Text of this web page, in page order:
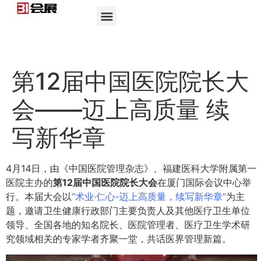
第12届中国医院院长大
会——迈上高质量 续
写新华章
4月14日，由《中国医院管理杂志》、福建医科大学附属第一
医院主办的第12届中国医院院长大会在厦门国际会议中心举
行。本届大会以“术业·仁心-迈上高质量，续写新华章”为主
题，邀请卫生健康行政部门主要负责人及其他医疗卫生单位
领导、全国各地的知名院长、医院管理者、医疗卫生学术研
究领域相关的专家学者齐聚一堂，共话医界管理新篇。